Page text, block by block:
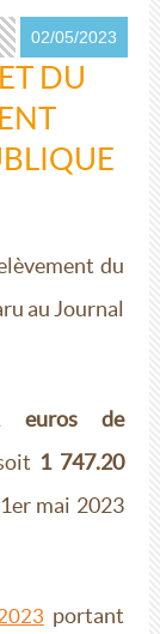
02/05/2023
DU
du
au Journal
euros de
1 747.20
mai 2023
portant